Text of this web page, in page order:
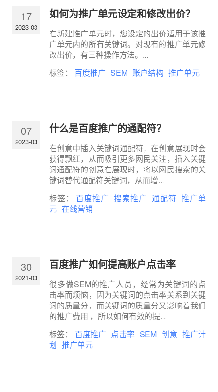
17
2023-03
如何为推广单元设定和修改出价？
在新建推广单元时，您设定的出价适用于该推
广单元内的所有关键词。对现有的推广单元修
改出价，有三种操作方法。...
标签： 百度推广 SEM 账户结构 推广单元
07
2023-03
什么是百度推广的通配符？
在创意中插入关键词通配符，在创意展现时会
获得飘红，从而吸引更多网民关注，插入关键
词通配符的创意在展现时，将以网民搜索的关
键词替代通配符关键词，从而增...
标签： 百度推广 搜索推广 通配符 推广单
元 在线营销
30
2021-03
百度推广如何提高账户点击率
很多做SEM的推广人员，经常为关键词的点
击率而烦恼，因为关键词的点击率关系到关键
词的质量分，而关键词的质量分又影响着我们
的推广费用 ，所以如何有效的提...
标签： 百度推广 点击率 SEM 创意 推广计
划 推广单元